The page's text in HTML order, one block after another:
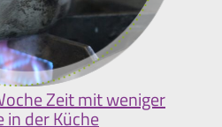
Zeit mit weniger
in der Küche